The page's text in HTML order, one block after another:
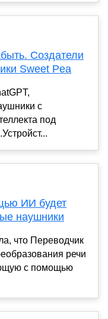
Создатели
Sweet Pea
с
под
ИИ будет
наушники
что Переводчик
речи
с помощью